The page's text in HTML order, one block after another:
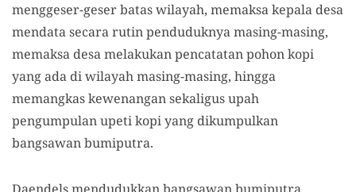
menggeser-geser batas wilayah, memaksa kepala desa
mendata secara rutin penduduknya masing-masing,
memaksa desa melakukan pencatatan pohon kopi
yang ada di wilayah masing-masing, hingga
memangkas kewenangan sekaligus upah
pengumpulan upeti kopi yang dikumpulkan
bangsawan bumiputra.